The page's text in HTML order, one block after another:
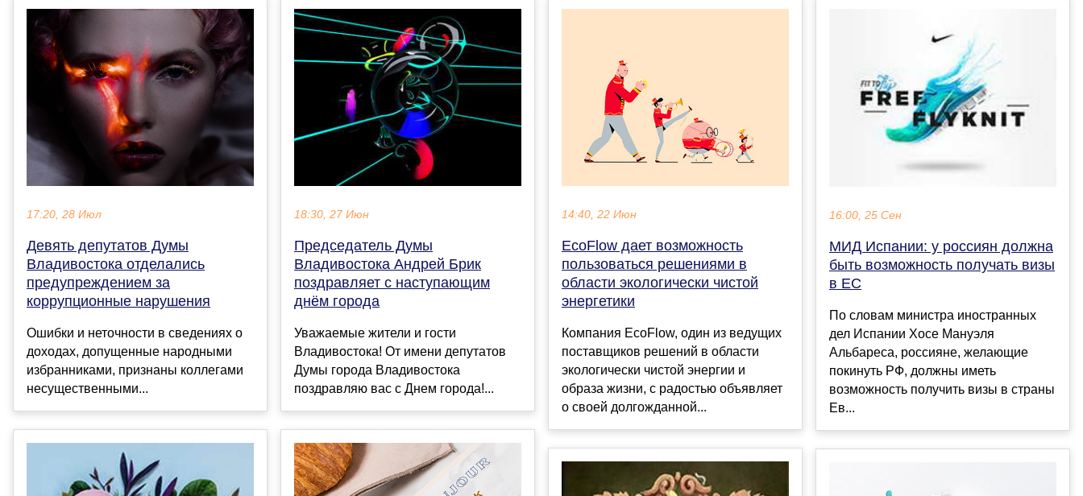
17:20, 28 Июл
Девять депутатов Думы
Владивостока отделались
предупреждением за
коррупционные нарушения
Ошибки и неточности в сведениях о
доходах, допущенные народными
избранниками, признаны коллегами
несущественными...
18:30, 27 Июн
Председатель Думы
Владивостока Андрей Брик
поздравляет с наступающим
днём города
Уважаемые жители и гости
Владивостока! От имени депутатов
Думы города Владивостока
поздравляю вас с Днем города!...
14:40, 22 Июн
EcoFlow дает возможность
пользоваться решениями в
области экологически чистой
энергетики
Компания EcoFlow, один из ведущих
поставщиков решений в области
экологически чистой энергии и
образа жизни, с радостью объявляет
о своей долгожданной...
16:00, 25 Сен
МИД Испании: у россиян должна
быть возможность получать визы
в ЕС
По словам министра иностранных
дел Испании Хосе Мануэля
Альбареса, россияне, желающие
покинуть РФ, должны иметь
возможность получить визы в страны
Ев...